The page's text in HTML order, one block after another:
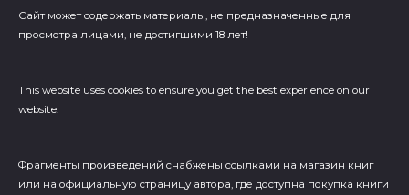
Сайт может содержать материалы, не предназначенные для
просмотра лицами, не достигшими 18 лет!
This website uses cookies to ensure you get the best experience on our
website.
Фрагменты произведений cнабжены ссылками на магазин книг
или на официальную страницу автора, где доступна покупка книги